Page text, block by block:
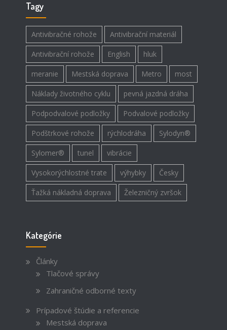
Tagy
Antivibračné rohože Antivibrační materiál
Antivibrační rohože English hluk
meranie Mestská doprava Metro most
Náklady životného cyklu pevná jazdná dráha
Podpodvalové podložky Podvalové podložky
Podštrkové rohože rýchlodráha Sylodyn®
Sylomer® tunel vibrácie
Vysokorýchlostné trate výhybky Česky
Ťažká nákladná doprava Železničný zvršok
Kategórie
Články
Tlačové správy
Zahraničné odborné texty
Prípadové štúdie a referencie
Mestská doprava